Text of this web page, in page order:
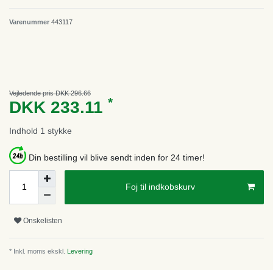
Varenummer 443117
Vejledende pris DKK 296.66
DKK 233.11 *
Indhold 1 stykke
Din bestilling vil blive sendt inden for 24 timer!
Foj til indkobskurv
Onskelisten
* Inkl. moms ekskl. Levering